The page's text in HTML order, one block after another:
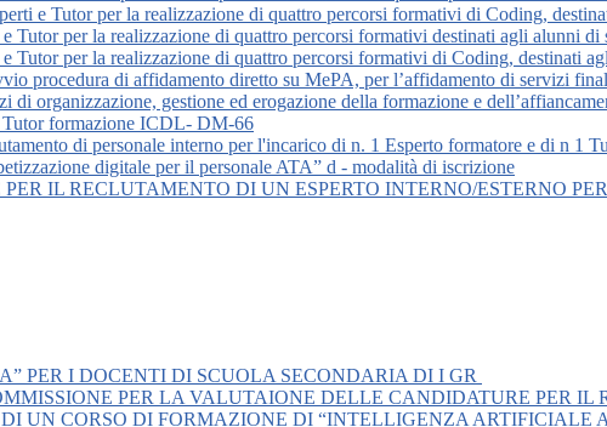
e Tutor per la realizzazione di quattro percorsi formativi di Coding,
Tutor per la realizzazione di quattro percorsi formativi destinati agli alunni
Tutor per la realizzazione di quattro percorsi formativi di Coding, destinati
procedura di affidamento diretto su MePA, per l’affidamento di servizi
di organizzazione, gestione ed erogazione della formazione e
Tutor formazione ICDL- DM-66
di personale interno per l'incarico di n. 1 Esperto formatore e di n
digitale per il personale ATA” d - modalità di iscrizione
IL RECLUTAMENTO DI UN ESPERTO INTERNO/ESTERNO
PER I DOCENTI DI SCUOLA SECONDARIA DI I GR
PER LA VALUTAIONE DELLE CANDIDATURE PER IL
UN CORSO DI FORMAZIONE DI “INTELLIGENZA ARTIFICIALE